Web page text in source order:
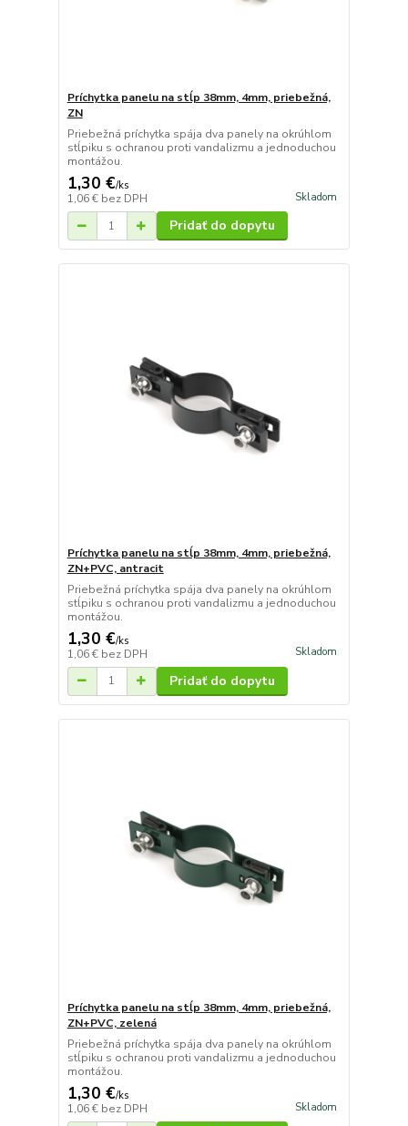
Príchytka panelu na stĺp 38mm, 4mm, priebežná,
ZN
Priebežná príchytka spája dva panely na okrúhlom
stĺpiku s ochranou proti vandalizmu a jednoduchou
montážou.
1,30 €/ks
1,06 € bez DPH Skladom
Pridať do dopytu
Príchytka panelu na stĺp 38mm, 4mm, priebežná,
ZN+PVC, antracit
Priebežná príchytka spája dva panely na okrúhlom
stĺpiku s ochranou proti vandalizmu a jednoduchou
montážou.
1,30 €/ks
1,06 € bez DPH Skladom
Pridať do dopytu
Príchytka panelu na stĺp 38mm, 4mm, priebežná,
ZN+PVC, zelená
Priebežná príchytka spája dva panely na okrúhlom
stĺpiku s ochranou proti vandalizmu a jednoduchou
montážou.
1,30 €/ks
1,06 € bez DPH Skladom